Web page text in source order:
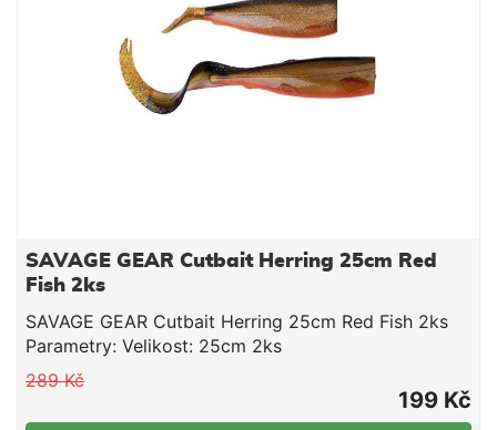
SAVAGE GEAR Cutbait Herring 25cm Red
Fish 2ks
SAVAGE GEAR Cutbait Herring 25cm Red Fish 2ks
Parametry: Velikost: 25cm 2ks
289 Kč
199 Kč